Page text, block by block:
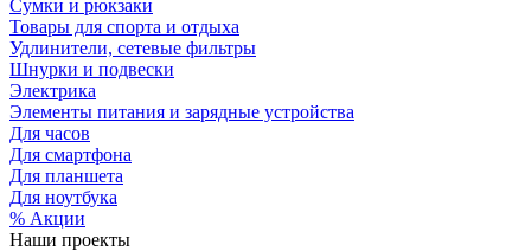
Сумки и рюкзаки
Товары для спорта и отдыха
Удлинители, сетевые фильтры
Шнурки и подвески
Электрика
Элементы питания и зарядные устройства
Для часов
Для смартфона
Для планшета
Для ноутбука
% Акции
Наши проекты